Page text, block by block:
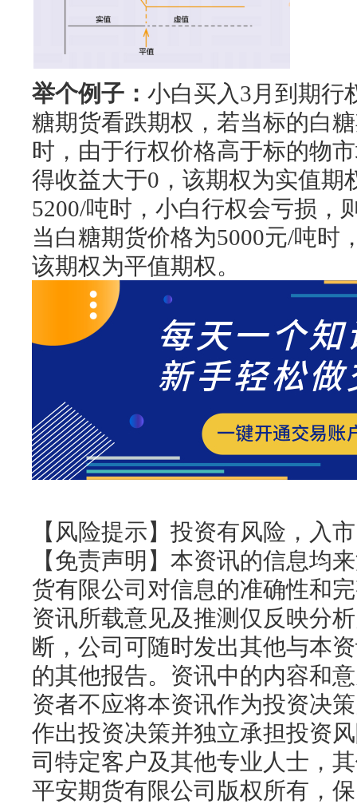
举个例子： 小白买入3月到期行
糖期货看跌期权，若当标的白
时，由于行权价格高于标的物
得收益大于0，该期权为实值期
5200/吨时，小白行权会亏损，
当白糖期货价格为5000元/吨时
该期权为平值期权。
【风险提示】投资有风险，
【免责声明】本资讯的信息均
货有限公司对信息的准确性和
资讯所载意见及推测仅反映分
断，公司可随时发出其他与本
的其他报告。资讯中的内容和
资者不应将本资讯作为投资决
作出投资决策并独立承担投资
司特定客户及其他专业人士，
平安期货有限公司版权所有，